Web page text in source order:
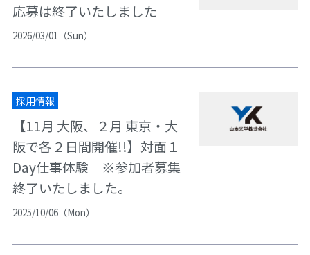
応募は終了いたしました
2026/03/01（Sun）
採用情報
【11月 大阪、２月 東京・大
阪で各２日間開催!!】対面１
Day仕事体験 ※参加者募集
終了いたしました。
2025/10/06（Mon）